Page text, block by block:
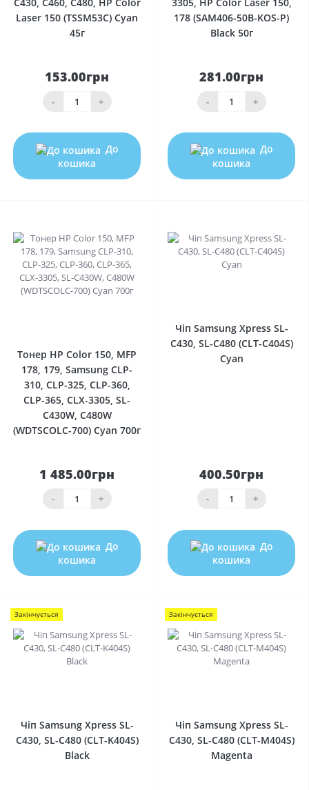
Laser 150 (TSSM53C) Cyan
45г
153.00грн
- +
До
кошика
178 (SAM406-50B-KOS-P)
Black 50г
281.00грн
- +
До
кошика
Тонер HP Color 150, MFP
178, 179, Samsung CLP-
310, CLP-325, CLP-360,
CLP-365, CLX-3305, SL-
C430W, C480W
(WDTSCOLC-700) Cyan 700г
1 485.00грн
- +
До
кошика
Чіп Samsung Xpress SL-
C430, SL-C480 (CLT-C404S)
Cyan
400.50грн
- +
До
кошика
Закінчується
Чіп Samsung Xpress SL-
C430, SL-C480 (CLT-K404S)
Black
Закінчується
Чіп Samsung Xpress SL-
C430, SL-C480 (CLT-M404S)
Magenta